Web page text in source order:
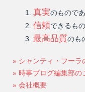
真実のもので
信頼できるも
最高品質のも
» シャンティ・フーラ
» 時事ブログ編集部の
» 会社概要